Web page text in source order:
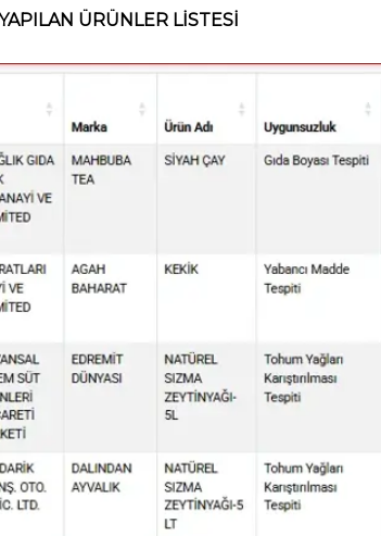
ÜRÜNLER LİSTESİ